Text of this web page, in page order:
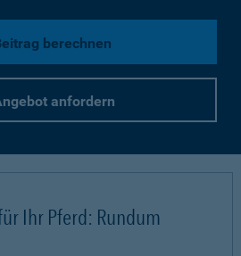
berechnen
anfordern
Ihr Pferd: Rundum